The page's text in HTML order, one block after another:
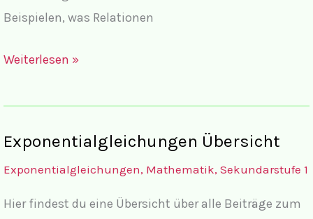
Beispielen, was Relationen
Relationen
Funktionen
Weiterlesen »
Exponentialgleichungen Übersicht
Exponentialgleichungen, Mathematik, Sekundarstufe 1
Hier findest du eine Übersicht über alle Beiträge zum